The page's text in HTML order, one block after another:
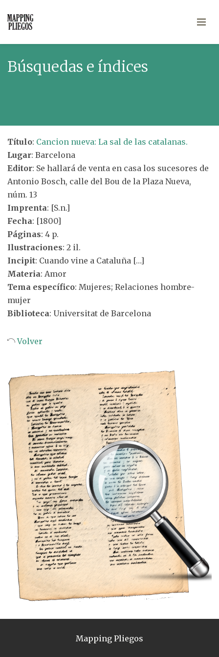
Búsquedas e índices
Título: Cancion nueva: La sal de las catalanas.
Lugar: Barcelona
Editor: Se hallará de venta en casa los sucesores de
Antonio Bosch, calle del Bou de la Plaza Nueva,
núm. 13
Imprenta: [S.n.]
Fecha: [1800]
Páginas: 4 p.
Ilustraciones: 2 il.
Incipit: Cuando vine a Cataluña […]
Materia: Amor
Tema específico: Mujeres; Relaciones hombre-
mujer
Biblioteca: Universitat de Barcelona
Volver
Mapping Pliegos